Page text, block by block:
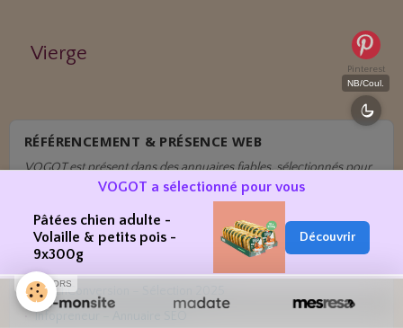
Vierge
RÉFÉRENCEMENT & PRÉSENCE WEB
VOGOT est présent dans des annuaires fiables, sélectionnés pour
leur qualité et leur cohérence :
Maxannu – Bien-être
NosAvis – Naturopathes
AjoutezVotreSite
ReachConversion – Sélection 2025
Infopreneur – Annuaire SEO
Pinterest
NB/Coul.
VOGOT a sélectionné pour vous
Pâtées chien adulte -
Volaille & petits pois -
9x300g
Découvrir
SPONSORS